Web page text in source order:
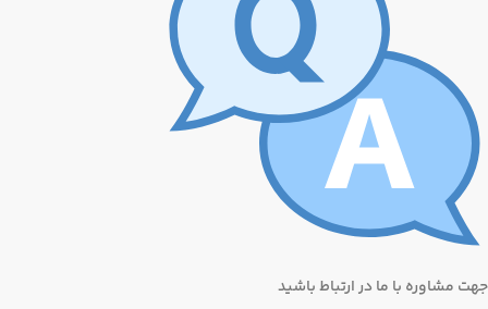
جهت مشاوره با ما در ارتباط باشید